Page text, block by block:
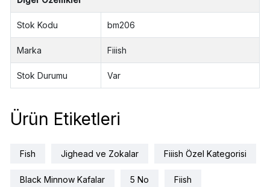
Stok Kodu bm206
Marka Fiiish
Stok Durumu Var
Ürün Etiketleri
Fish Jighead ve Zokalar Fiiish Özel Kategorisi
Black Minnow Kafalar 5 No Fiish